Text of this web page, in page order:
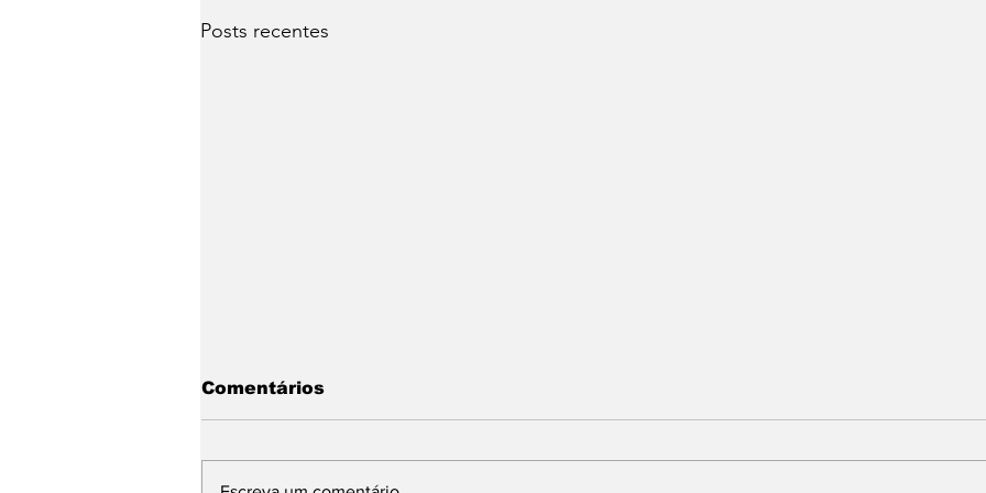
Posts recentes
Comentários